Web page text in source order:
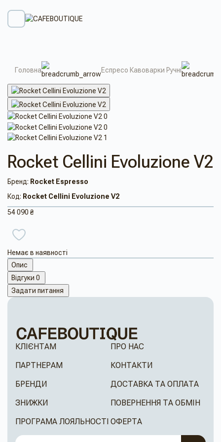
Головна Еспресо Кавоварки Ручні
Rocket Cellini Evoluzione V2
Бренд: Rocket Espresso
Код: Rocket Cellini Evoluzione V2
54 090 ₴
Немає в наявності
Опис
Відгуки 0
Задати питання
КЛІЄНТАМ
ПАРТНЕРАМ
БРЕНДИ
ЗНИЖКИ
ПРОГРАМА ЛОЯЛЬНОСТІ
ПРО НАС
КОНТАКТИ
ДОСТАВКА ТА ОПЛАТА
ПОВЕРНЕННЯ ТА ОБМІН
ОФЕРТА